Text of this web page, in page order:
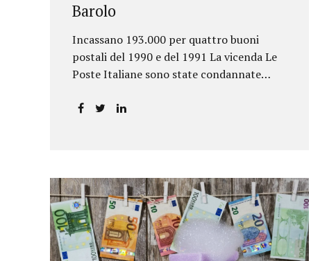
Barolo
Incassano 193.000 per quattro buoni
postali del 1990 e del 1991 La vicenda Le
Poste Italiane sono state condannate
riconoscere, a tre risparmiatori di Barolo,
risparmiatori, titolari di quattro buoni da
5.000.000 lire ciascuno, non erano stati
pagati integralmente gli interessi
riportati nel retro dei titoli. E questo a
causa di una modifica dei rendimenti